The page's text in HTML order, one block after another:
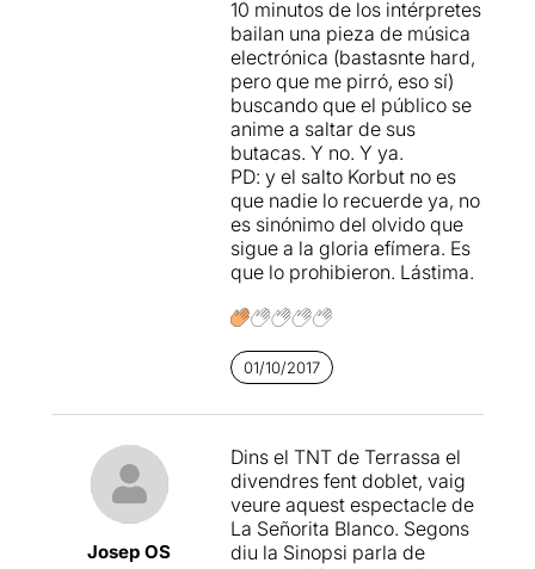
l'avorriment i la badallada.
Per veure l'apunt original,
només cal clicarAQUÍ
10 minutos de los intérpretes
bailan una pieza de música
electrónica (bastasnte hard,
pero que me pirró, eso sí)
buscando que el público se
anime a saltar de sus
butacas. Y no. Y ya.
PD: y el salto Korbut no es
que nadie lo recuerde ya, no
es sinónimo del olvido que
sigue a la gloria efímera. Es
que lo prohibieron. Lástima.
01/10/2017
Josep OS
Dins el TNT de Terrassa el
divendres fent doblet, vaig
veure aquest espectacle de
La Señorita Blanco. Segons
diu la Sinopsi parla de